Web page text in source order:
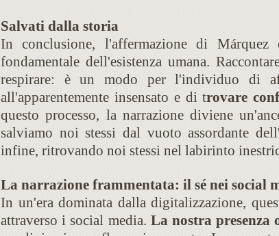
Salvati dalla storia
In conclusione, l'affermazione di
fondamentale dell'esistenza umana.
respirare: è un modo per l'individuo di
all'apparentemente insensato e di trovare
questo processo, la narrazione diviene
salviamo noi stessi dal vuoto assordante
infine, ritrovando noi stessi nel labirinto
La narrazione frammentata: il sé nei social
In un'era dominata dalla digitalizzazione,
attraverso i social media. La nostra presenza